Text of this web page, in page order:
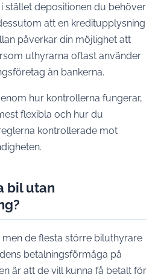
stället depositionen du behöver
att en kreditupplysning
påverkar din möjlighet att
uthyrarna oftast använder
än bankerna.
hur kontrollerna fungerar,
flexibla och hur du
kontrollerade mot
bil utan
men de flesta större biluthyrare
betalningsförmåga på
är att de vill kunna få betalt för